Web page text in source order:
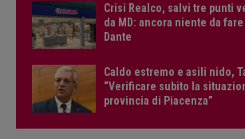
Crisi Realco, salvi tre punti
da MD: ancora niente da
Dante
Caldo estremo e asili nido,
“Verificare subito la
provincia di Piacenza”